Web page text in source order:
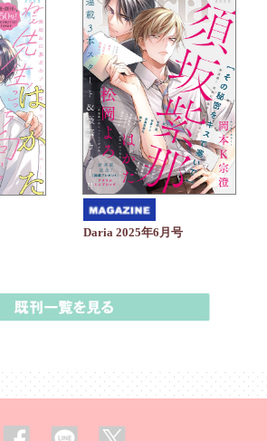
Daria 2025年6月号